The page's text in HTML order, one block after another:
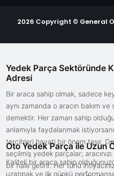
2026 Copyright © General
Yedek Parça Sektöründe
Adresi
Bir araca sahip olmak, sadece
aynı zamanda o aracın bakım
demektir. Her zaman sahip
anlamıyla faydalanmak
tercihleri hayati bir önem taşır.
seçilmiş yedek parçalar;
bir hale getirir. Her türlü
Oto Yedek Parça ile Uzun
Kaliteli bir araca sahip
uzatmak ve ilk günkü